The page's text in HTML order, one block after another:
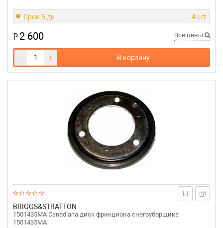
Срок 5 дн. 4 шт.
₽2 600 Все цены
- + В корзину
BRIGGS&STRATTON
1501435MA Canadiana диск фрикциона снегоуборщика
1501435MA